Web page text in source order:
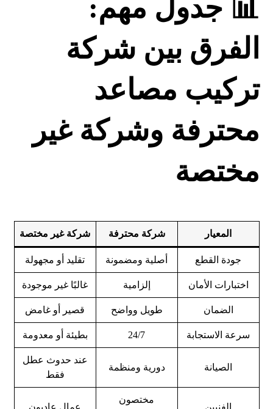
📊 جدول مهم:
الفرق بين شركة
تركيب مصاعد
محترفة وشركة غير
مختصة
المعيار شركة محترفة شركة غير مختصة
جودة القطع أصلية ومضمونة تقليد أو مجهولة
اختبارات الأمان إلزامية غالبًا غير موجودة
الضمان طويل وواضح قصير أو غامض
سرعة الاستجابة 24/7 بطيئة أو معدومة
الصيانة دورية ومنظمة
عند حدوث عطل
فقط
مختصون